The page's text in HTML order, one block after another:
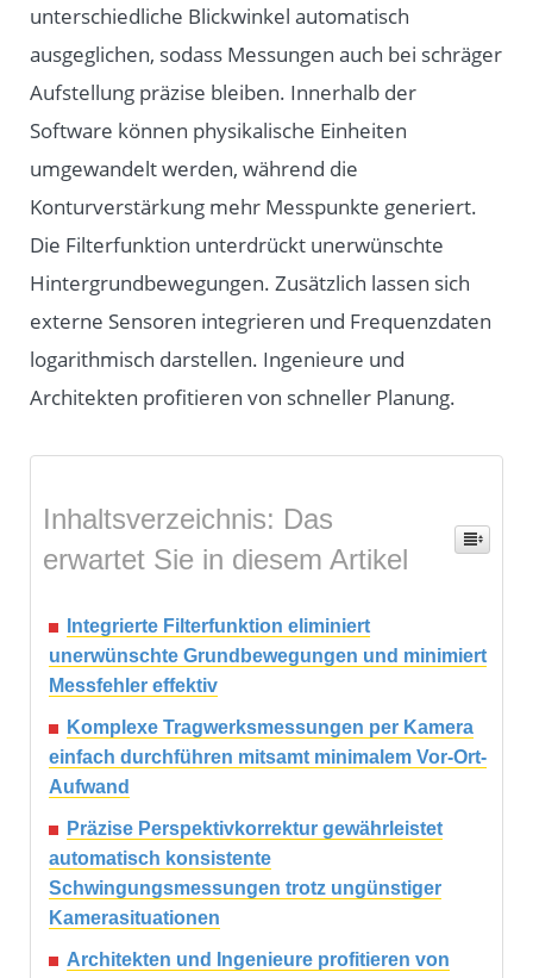
unterschiedliche Blickwinkel automatisch
ausgeglichen, sodass Messungen auch bei schräger
Aufstellung präzise bleiben. Innerhalb der
Software können physikalische Einheiten
umgewandelt werden, während die
Konturverstärkung mehr Messpunkte generiert.
Die Filterfunktion unterdrückt unerwünschte
Hintergrundbewegungen. Zusätzlich lassen sich
externe Sensoren integrieren und Frequenzdaten
logarithmisch darstellen. Ingenieure und
Architekten profitieren von schneller Planung.
Inhaltsverzeichnis: Das
erwartet Sie in diesem Artikel
Integrierte Filterfunktion eliminiert
unerwünschte Grundbewegungen und minimiert
Messfehler effektiv
Komplexe Tragwerksmessungen per Kamera
einfach durchführen mitsamt minimalem Vor-Ort-
Aufwand
Präzise Perspektivkorrektur gewährleistet
automatisch konsistente
Schwingungsmessungen trotz ungünstiger
Kamerasituationen
Architekten und Ingenieure profitieren von